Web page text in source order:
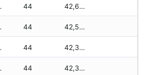
44 42,620 zł
44 42,580 zł
44 42,360 zł
44 42,340 zł